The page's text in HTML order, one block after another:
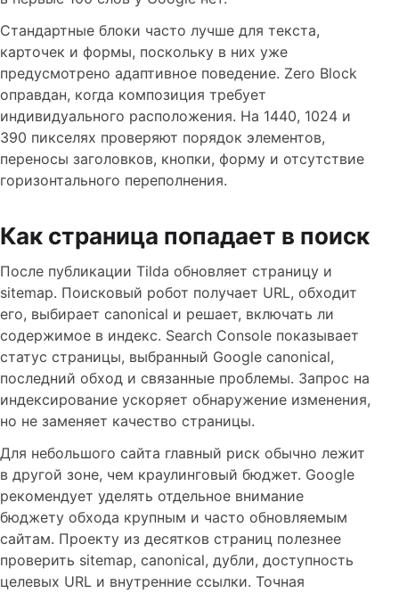
Стандартные блоки часто лучше для текста,
карточек и формы, поскольку в них уже
предусмотрено адаптивное поведение. Zero Block
оправдан, когда композиция требует
индивидуального расположения. На 1440, 1024 и
390 пикселях проверяют порядок элементов,
переносы заголовков, кнопки, форму и отсутствие
горизонтального переполнения.
Как страница попадает в поиск
После публикации Tilda обновляет страницу и
sitemap. Поисковый робот получает URL, обходит
его, выбирает canonical и решает, включать ли
содержимое в индекс. Search Console показывает
статус страницы, выбранный Google canonical,
последний обход и связанные проблемы. Запрос на
индексирование ускоряет обнаружение изменения,
но не заменяет качество страницы.
Для небольшого сайта главный риск обычно лежит
в другой зоне, чем краулинговый бюджет. Google
рекомендует уделять отдельное внимание
бюджету обхода крупным и часто обновляемым
сайтам. Проекту из десятков страниц полезнее
проверить sitemap, canonical, дубли, доступность
целевых URL и внутренние ссылки. Точная